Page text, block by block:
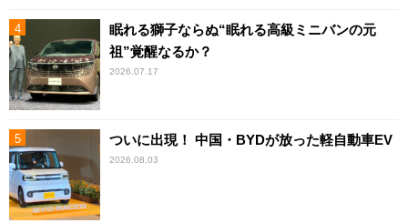
眠れる獅子ならぬ“眠れる高級ミニバンの元
祖”覚醒なるか？
2026.07.17
ついに出現！ 中国・BYDが放った軽自動車EV
2026.08.03